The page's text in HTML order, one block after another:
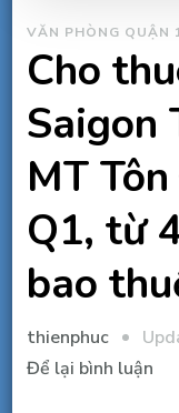
VĂN PHÒNG QUẬN
Cho
Saigon
MT
Q1, từ
bao
thienphuc
Để lại bình luậntại